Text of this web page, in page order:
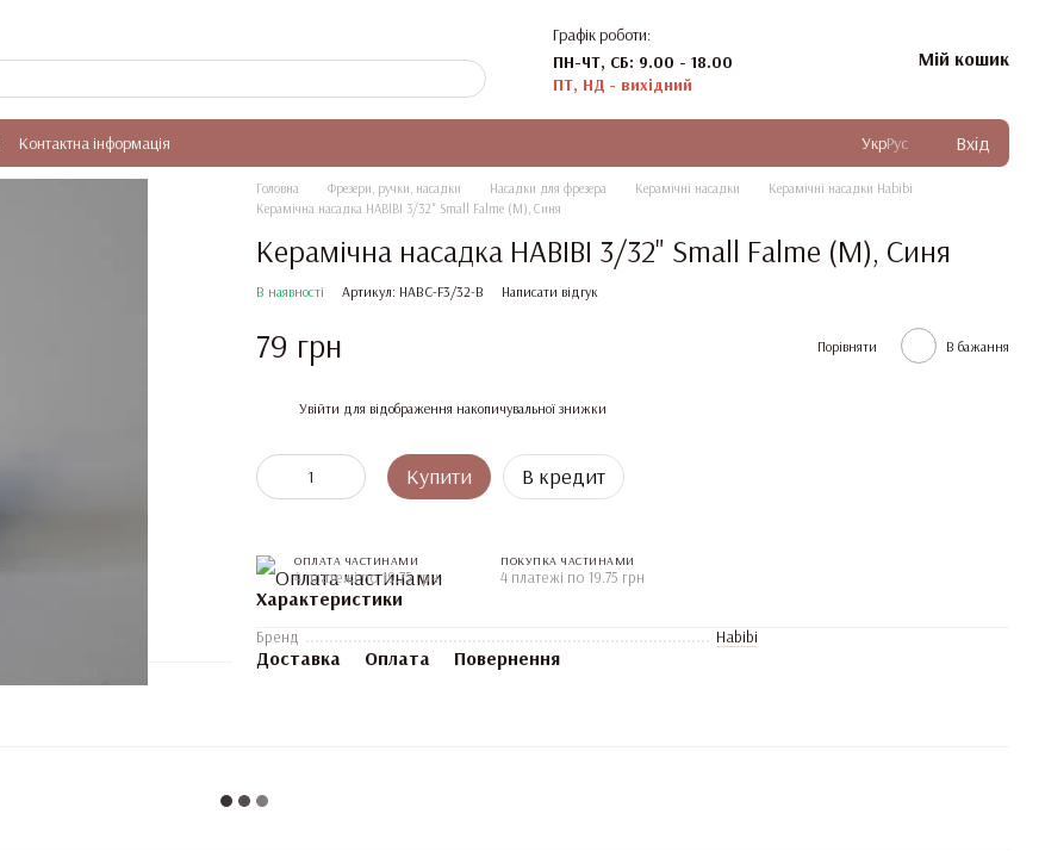
Графік роботи:
ПН-ЧТ, СБ: 9.00 - 18.00
ПТ, НД - вихідний
Мій кошик
Контактна інформація УкрРус Вхід
Головна Фрезери, ручки, насадки Насадки для фрезера Керамічні насадки
Керамічні насадки Habibi
Керамічна насадка HABIBI 3/32" Small Falme (M), Синя
Керамічна насадка HABIBI 3/32" Small Falme (M), Синя
В наявності Артикул: HABC-F3/32-B Написати відгук
79 грн Порівняти В бажання
Увійти для відображення накопичувальної знижки
Купити В кредит
ОПЛАТА ЧАСТИНАМИ
4 платежі по 19.75 грн
ПОКУПКА ЧАСТИНАМИ
4 платежі по 19.75 грн
Характеристики
Бренд Habibi
Доставка Оплата Повернення